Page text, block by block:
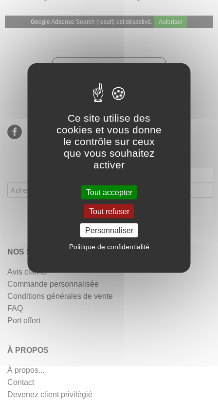
Google Adsense Search (result) est désactivé. Autoriser
★★★★★
Etsy : 900 ventes, 294 avis
NOS SERVICES
Avis clients
Commande personnalisée
Conditions générales de vente
FAQ
Port offert
À PROPOS
À propos...
Contact
Devenez client privilégié
Ce site utilise des
cookies et vous donne
le contrôle sur ceux
que vous souhaitez
activer
Tout accepter
Tout refuser
Personnaliser
Politique de confidentialité